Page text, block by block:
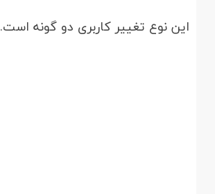
این نوع تغییر کاربری دو گونه است.